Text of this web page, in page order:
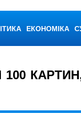
ЕКОНОМІКА